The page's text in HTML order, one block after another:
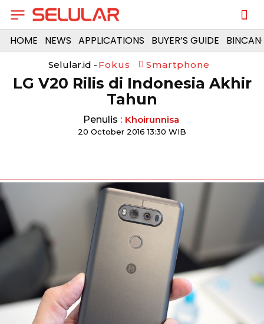
HOME NEWS APPLICATIONS BUYER’S GUIDE
Selular.id - Fokus Smartphone
LG V20 Rilis di Indonesia Akhir
Tahun
Penulis : Khoirunnisa
20 October 2016 13:30 WIB